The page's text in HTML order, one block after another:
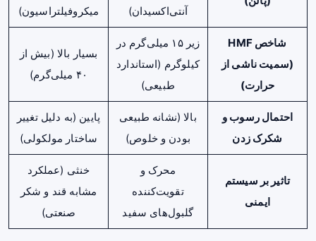
آنتی‌اکسیدان) میکروفیلتراسیون)
شاخص HMF
(سمیت ناشی از
حرارت)
زیر ۱۵ میلی‌گرم در
کیلوگرم (استاندارد
طبیعی)
بسیار بالا (بیش از
۴۰ میلی‌گرم)
احتمال رسوب و
شکرک زدن
بالا (نشانه طبیعی
بودن و خلوص)
پایین (به دلیل تغییر
ساختار مولکولی)
تاثیر بر سیستم
ایمنی
محرک و
تقویت‌کننده
گلبول‌های سفید
خنثی (عملکرد
مشابه قند و شکر
صنعتی)